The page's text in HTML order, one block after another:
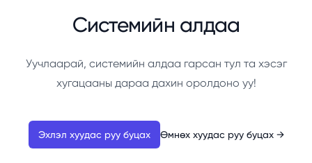
Системийн алдаа
Уучлаарай, системийн алдаа гарсан тул та хэсэг
хугацааны дараа дахин оролдоно уу!
Эхлэл хуудас руу буцах Өмнөх хуудас руу буцах →